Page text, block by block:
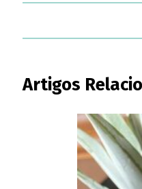
Artigos